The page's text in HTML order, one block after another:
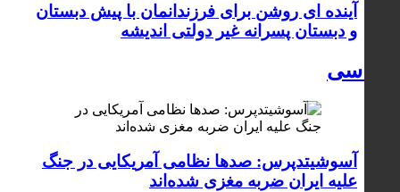
آینده ای روشن برای فرزندانمان با پیش دبستان
و دبستان پسرانه غیر دولتی اندیشه
سیاسی
آسوشیتدپرس: صدها نظامی آمریکایی در جنگ
علیه ایران ضربه مغزی شده‌اند